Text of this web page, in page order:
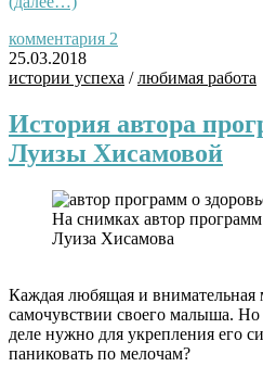
комментария 2
25.03.2018
истории успеха /любимая работа
История автора
Луизы Хисамовой
На снимках автор программ
Луиза Хисамова
Каждая любящая и внимательная
самочувствии своего малыша. Но
деле нужно для укрепления его
паниковать по мелочам?